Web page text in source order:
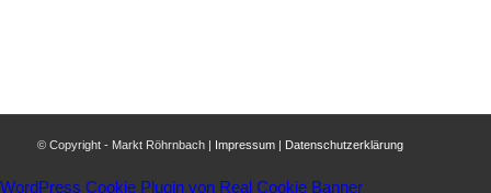
© Copyright - Markt Röhrnbach | Impressum| Datenschutzerklärung
WordPress Cookie Plugin von Real Cookie Banner